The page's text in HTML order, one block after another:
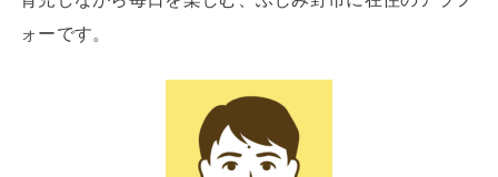
ォーです。